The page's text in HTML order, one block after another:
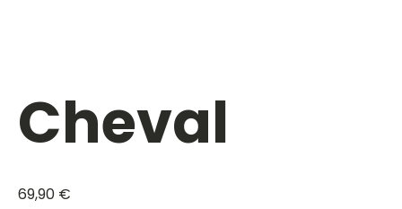
Cheval
69,90 €